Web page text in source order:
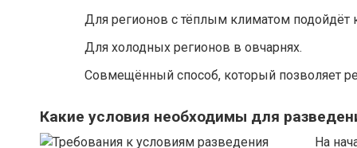
Для регионов с тёплым климатом подойдёт
Для холодных регионов в овчарнях.
Совмещённый способ, который позволяет
Какие условия необходимы для
На